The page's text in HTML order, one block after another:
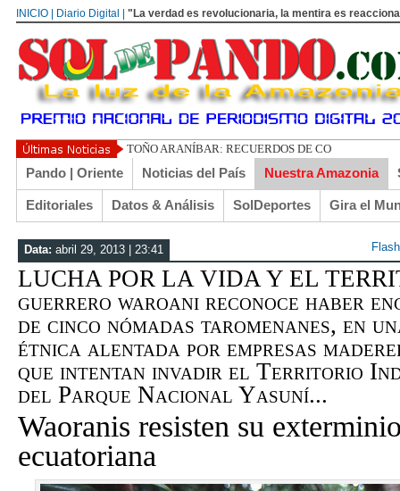
INICIO | Diario Digital | "La verdad es revolucionaria, la mentira es
TOÑO ARANÍBAR: RECUERDOS DE COCHABAMBA
Pando | Oriente Noticias del País Nuestra Amazonia
Editoriales Datos & Análisis SolDeportes Gira el
Data: abril 29, 2013 | 23:41 Flash
LUCHA POR LA VIDA Y EL
guerrero waroani reconoce haber
de cinco nómadas taromenanes, en
étnica alentada por empresas
que intentan invadir el Territorio
del Parque Nacional Yasuní...
Waoranis resisten su
ecuatoriana